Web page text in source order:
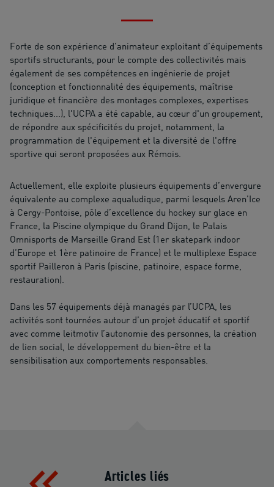
Forte de son expérience d’animateur exploitant d’équipements
sportifs structurants, pour le compte des collectivités mais
également de ses compétences en ingénierie de projet
(conception et fonctionnalité des équipements, maîtrise
juridique et financière des montages complexes, expertises
techniques...), l'UCPA a été capable, au cœur d'un groupement,
de répondre aux spécificités du projet, notamment, la
programmation de l'équipement et la diversité de l'offre
sportive qui seront proposées aux Rémois.
Actuellement, elle exploite plusieurs équipements d’envergure
équivalente au complexe aqualudique, parmi lesquels Aren’Ice
à Cergy-Pontoise, pôle d’excellence du hockey sur glace en
France, la Piscine olympique du Grand Dijon, le Palais
Omnisports de Marseille Grand Est (1er skatepark indoor
d’Europe et 1ère patinoire de France) et le multiplexe Espace
sportif Pailleron à Paris (piscine, patinoire, espace forme,
restauration).
Dans les 57 équipements déjà managés par l’UCPA, les
activités sont tournées autour d’un projet éducatif et sportif
avec comme leitmotiv l’autonomie des personnes, la création
de lien social, le développement du bien-être et la
sensibilisation aux comportements responsables.
Articles liés